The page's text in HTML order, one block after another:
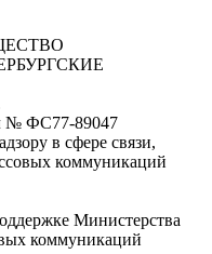
№ ФС77-89047
в сфере связи,
коммуникаций
Министерства
коммуникаций